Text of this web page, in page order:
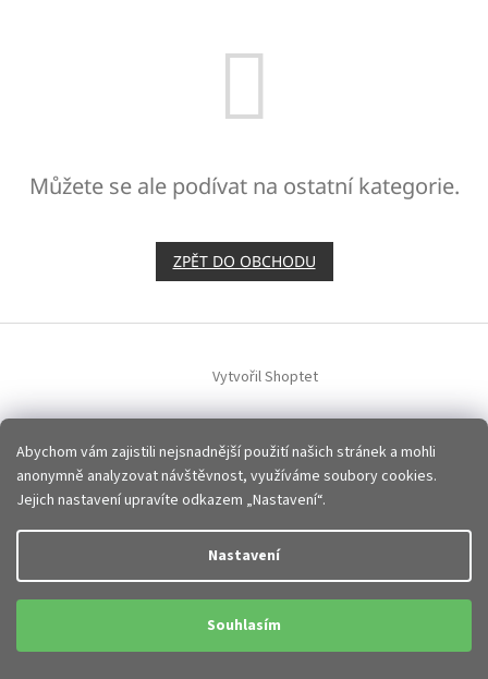
Abychom vám zajistili nejsnadnější použití našich stránek a mohli
anonymně analyzovat návštěvnost, využíváme soubory cookies.
Jejich nastavení upravíte odkazem „Nastavení“.
Nastavení
Souhlasím
Můžete se ale podívat na ostatní kategorie.
ZPĚT DO OBCHODU
Z
a
t
Vytvořil Shoptet
Copyright 2026JHMobil.cz. Všechna práva vyhrazena.
Upravit
nastavení cookies